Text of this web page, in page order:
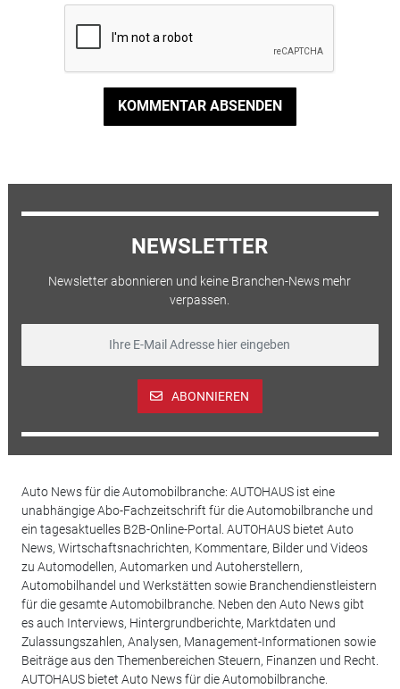
KOMMENTAR ABSENDEN
NEWSLETTER
Newsletter abonnieren und keine Branchen-News mehr
verpassen.
ABONNIEREN
Auto News für die Automobilbranche: AUTOHAUS ist eine
unabhängige Abo-Fachzeitschrift für die Automobilbranche und
ein tagesaktuelles B2B-Online-Portal. AUTOHAUS bietet Auto
News, Wirtschaftsnachrichten, Kommentare, Bilder und Videos
zu Automodellen, Automarken und Autoherstellern,
Automobilhandel und Werkstätten sowie Branchendienstleistern
für die gesamte Automobilbranche. Neben den Auto News gibt
es auch Interviews, Hintergrundberichte, Marktdaten und
Zulassungszahlen, Analysen, Management-Informationen sowie
Beiträge aus den Themenbereichen Steuern, Finanzen und Recht.
AUTOHAUS bietet Auto News für die Automobilbranche.